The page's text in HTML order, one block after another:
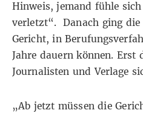
Hinweis, jemand fühle
verletzt“. Danach ging die
Gericht, in
Jahre dauern können. Erst
Journalisten und Verlage
„Ab jetzt müssen die